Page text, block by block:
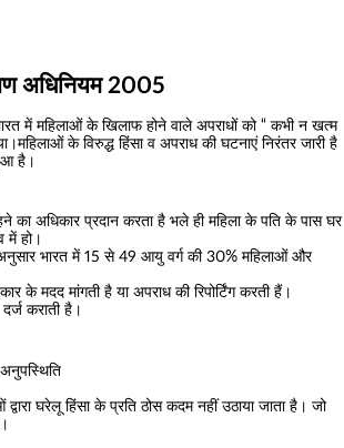
अधिनियम 2005
में महिलाओं के खिलाफ होने वाले अपराधों को “ कभी न खत्म
के विरुद्ध हिंसा व अपराध की घटनाएं निरंतर जारी है
है।
अधिकार प्रदान करता है भले ही महिला के पति के पास घर
में हो।
अनुसार भारत में 15 से 49 आयु वर्ग की 30% महिलाओं और
के मदद मांगती है या अपराध की रिपोर्टिंग करती हैं।
कराती है।
घरेलू हिंसा के प्रति ठोस कदम नहीं उठाया जाता है। जो